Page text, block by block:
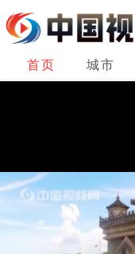
首页 城市